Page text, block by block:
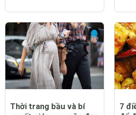
Thời trang bầu và bí
7